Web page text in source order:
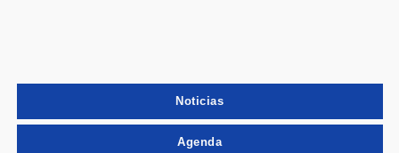
Noticias
Agenda